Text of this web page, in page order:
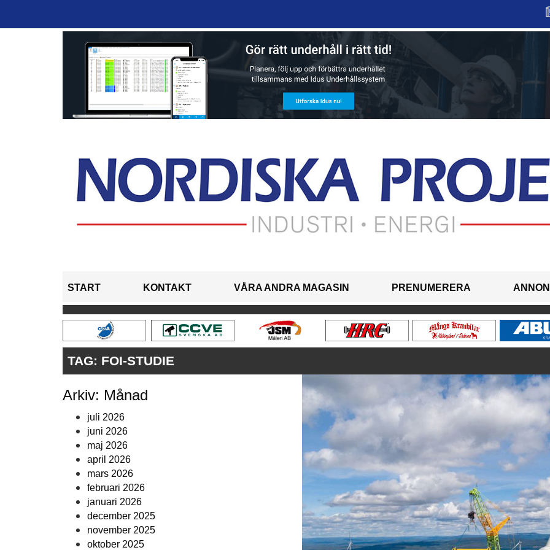
START KONTAKT VÅRA ANDRA MAGASIN PRENUMERERA
TAG: FOI-STUDIE
Arkiv: Månad
juli 2026
juni 2026
maj 2026
april 2026
mars 2026
februari 2026
januari 2026
december 2025
november 2025
oktober 2025